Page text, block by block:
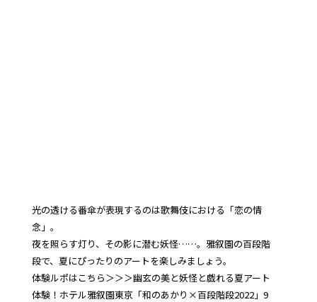
光の透ける番傘が表現するのは歌舞伎における「恋の情
念」。
夜を照らす灯り、その影に潜む妖怪……。雅叙園の百段階
段で、夏にぴったりのアートを楽しみましょう。
体験ルポはこちら＞＞＞幽玄の美と妖怪と戯れる夏アート
体験！ホテル雅叙園東京「和のあかり×百段階段2022」9